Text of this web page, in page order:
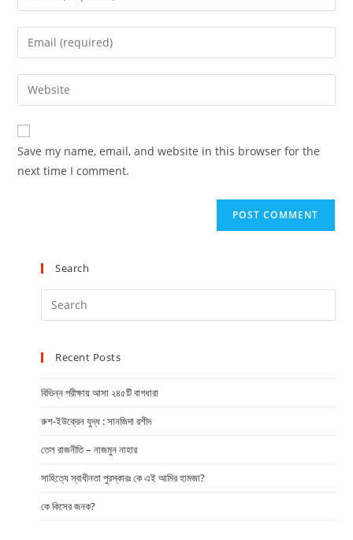
Save my name, email, and website in this browser for the
next time I comment.
Search
Recent Posts
বিভিন্ন পরীক্ষায় আসা ২৪৫টি বাগধারা
রুশ-ইউক্রেন যুদ্ধ : সানজিদা রশীদ
তেল রাজনীতি – নাজমুন নাহার
সাহিত্যে স্বাধীনতা পুরস্কারঃ কে এই আমির হামজা?
কে কিসের জনক?